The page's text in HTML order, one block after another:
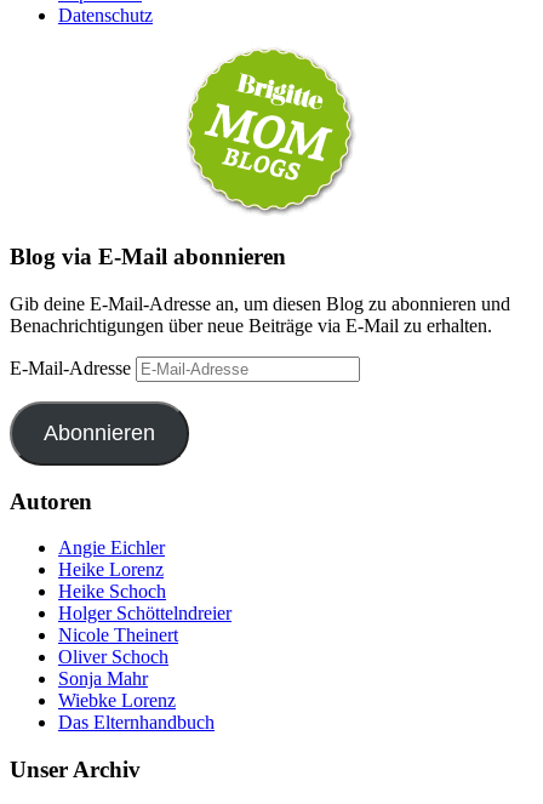
Datenschutz
Blog via E-Mail abonnieren
Gib deine E-Mail-Adresse an, um diesen Blog zu abonnieren und
Benachrichtigungen über neue Beiträge via E-Mail zu erhalten.
E-Mail-Adresse
Abonnieren
Autoren
Angie Eichler
Heike Lorenz
Heike Schoch
Holger Schöttelndreier
Nicole Theinert
Oliver Schoch
Sonja Mahr
Wiebke Lorenz
Das Elternhandbuch
Unser Archiv